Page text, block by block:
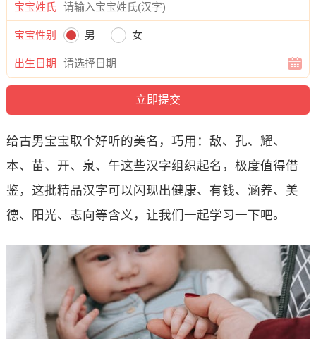
宝宝姓氏
宝宝性别 男 女
出生日期
给古男宝宝取个好听的美名，巧用：敌、孔、耀、
本、苗、开、泉、午这些汉字组织起名，极度值得借
鉴，这批精品汉字可以闪现出健康、有钱、涵养、美
德、阳光、志向等含义，让我们一起学习一下吧。